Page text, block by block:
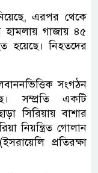
এরপর থেকে
হামলায় গাজায় ৪৫
হয়েছে। নিহতদের
সংগঠন
সম্প্রতি একটি
সিরিয়ায় বাশার
নিয়ন্ত্রিত গোলান
প্রতিরক্ষা